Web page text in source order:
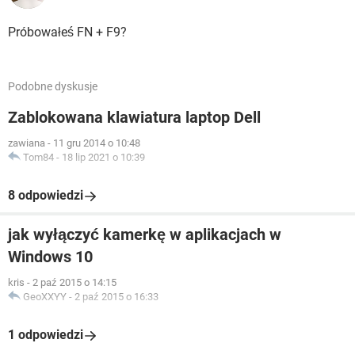
Próbowałeś FN + F9?
Podobne dyskusje
Zablokowana klawiatura laptop Dell
zawiana - 11 gru 2014 o 10:48
Tom84 - 18 lip 2021 o 10:39
8 odpowiedzi
jak wyłączyć kamerkę w aplikacjach w
Windows 10
kris - 2 paź 2015 o 14:15
GeoXXYY - 2 paź 2015 o 16:33
1 odpowiedzi